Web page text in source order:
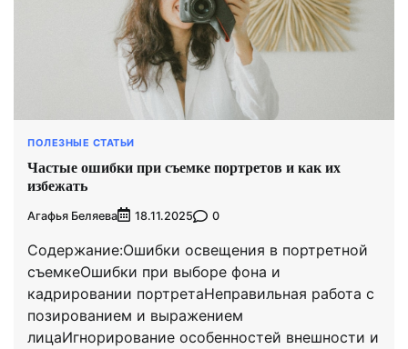
ПОЛЕЗНЫЕ СТАТЬИ
Частые ошибки при съемке портретов и как их
избежать
Агафья Беляева 18.11.2025 0
Содержание:Ошибки освещения в портретной
съемкеОшибки при выборе фона и
кадрировании портретаНеправильная работа с
позированием и выражением
лицаИгнорирование особенностей внешности и